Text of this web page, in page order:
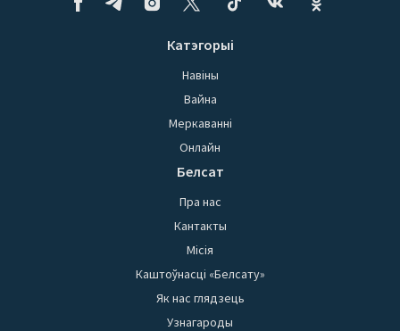
Катэгорыі
Навіны
Вайна
Меркаванні
Онлайн
Белсат
Пра нас
Кантакты
Місія
Каштоўнасці «Белсату»
Як нас глядзець
Узнагароды